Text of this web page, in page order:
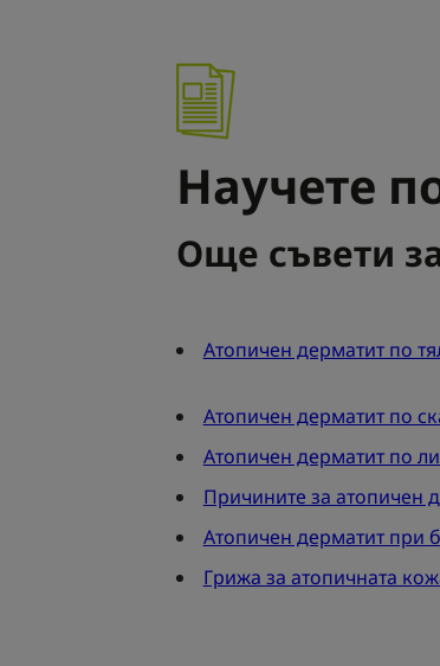
Научете
Още съвети
Атопичен дерматит по
Атопичен дерматит по
Атопичен дерматит по
Причините за атопичен
Атопичен дерматит при
Грижа за атопичната